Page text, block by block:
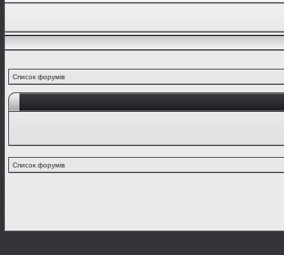
Список форумів
Список форумів